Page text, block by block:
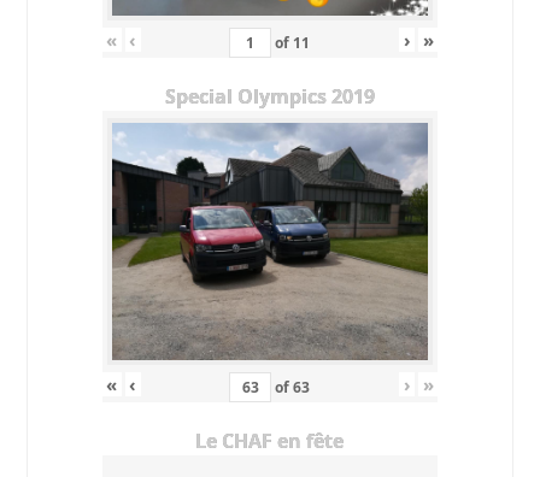
« ‹ of 11 › »
Special Olympics 2019
« ‹ of63 › »
Le CHAF en fête